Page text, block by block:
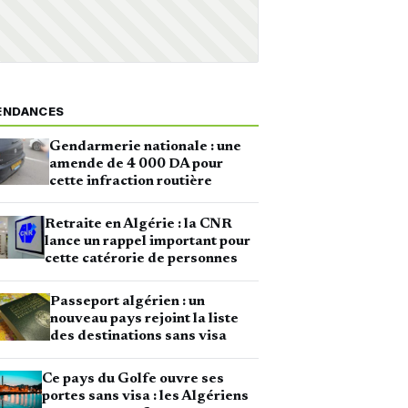
Gendarmerie nationale : une
amende de 4 000 DA pour
cette infraction routière
Retraite en Algérie : la CNR
lance un rappel important pour
cette catérorie de personnes
Passeport algérien : un
nouveau pays rejoint la liste
des destinations sans visa
Ce pays du Golfe ouvre ses
portes sans visa : les Algériens